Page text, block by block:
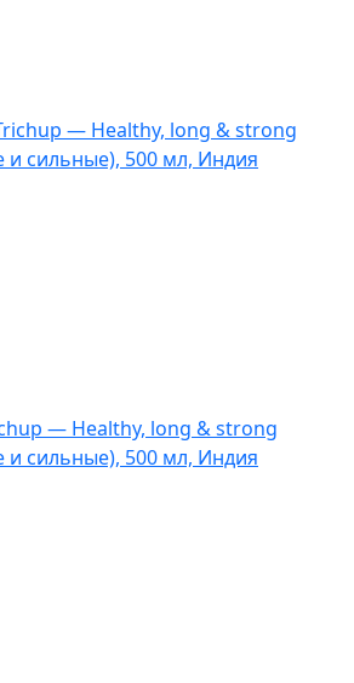
— Healthy, long & strong
сильные), 500 мл, Индия